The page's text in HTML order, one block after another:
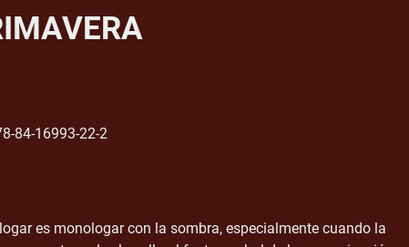
84-16993-22-2
es monologar con la sombra, especialmente cuando la